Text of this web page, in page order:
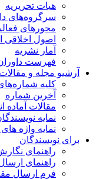
هیات تحریریه
سرگروه‌های
محورهای
اصول اخلاقی
آمار نشریه
فهرست
آرشیو مجله و مقالات
کلیه
آخرین شماره
مقالات آماده
نمایه
نمایه واژه
برای نویسندگان
راهنمای
راهنمای
فرم ارسال